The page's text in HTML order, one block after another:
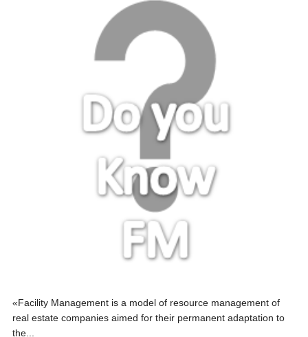
«Facility Management is a model of resource management of
real estate companies aimed for their permanent adaptation to
the...